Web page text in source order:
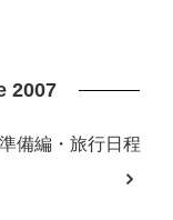
2007
備編・旅行日程